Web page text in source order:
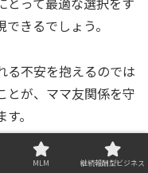
きるでしょう。
る不安を抱えるのでは
とが、ママ友関係を守
。
MLM 継続報酬型ビジネス